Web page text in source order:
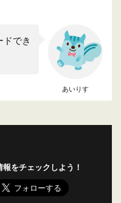
あいりす
でき
報をチェックしよう！